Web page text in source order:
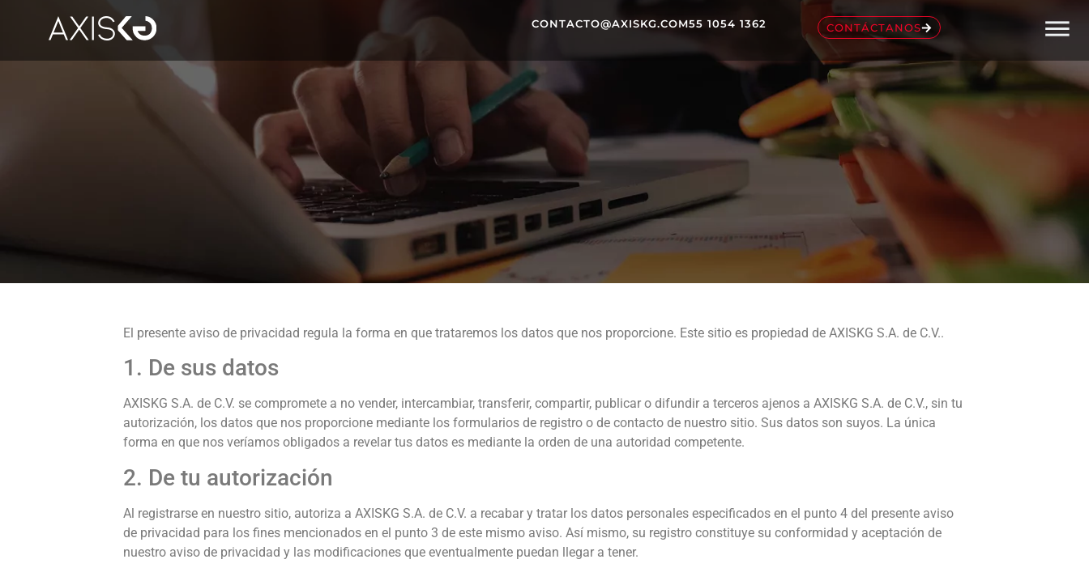
CONTACTO@AXISKG.COM55 1054 1362 CONTÁCTANOS
AXISKG EQUIPO MULTIDISCIPLINARIO
Y PROFESIONAL
AVISO DE PRIVACIDAD
El presente aviso de privacidad regula la forma en que trataremos los datos que nos proporcione. Este sitio es propiedad de AXISKG S.A. de C.V..
1. De sus datos
AXISKG S.A. de C.V. se compromete a no vender, intercambiar, transferir, compartir, publicar o difundir a terceros ajenos a AXISKG S.A. de C.V., sin tu
autorización, los datos que nos proporcione mediante los formularios de registro o de contacto de nuestro sitio. Sus datos son suyos. La única
forma en que nos veríamos obligados a revelar tus datos es mediante la orden de una autoridad competente.
2. De tu autorización
Al registrarse en nuestro sitio, autoriza a AXISKG S.A. de C.V. a recabar y tratar los datos personales especificados en el punto 4 del presente aviso
de privacidad para los fines mencionados en el punto 3 de este mismo aviso. Así mismo, su registro constituye su conformidad y aceptación de
nuestro aviso de privacidad y las modificaciones que eventualmente puedan llegar a tener.